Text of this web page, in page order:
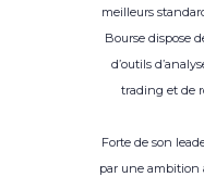
meilleurs
Bourse dispose
d’outils
trading et de
Forte de son
par une ambition